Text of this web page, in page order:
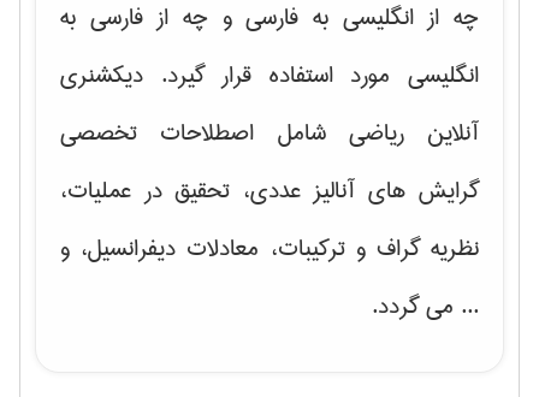
چه از انگلیسی به فارسی و چه از فارسی به
انگلیسی مورد استفاده قرار گیرد. دیکشنری
آنلاین ریاضی شامل اصطلاحات تخصصی
گرایش های آنالیز عددی، تحقیق در عملیات،
نظریه گراف و تركیبات، معادلات دیفرانسیل، و
... می گردد.